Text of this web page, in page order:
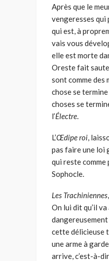
Après que le
vengeresses qui
qui est, à
vais vous
elle est morte
Oreste fait
sont comme des
chose se
choses se
l’Électre.
L’Œdipe roi,
pas faire une loi
qui reste
Sophocle.
Les Trachiniennes
On lui dit qu’il
cette délicieuse
une arme à
arrive, c’est-à-